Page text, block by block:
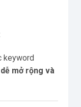
keyword
mở rộng và